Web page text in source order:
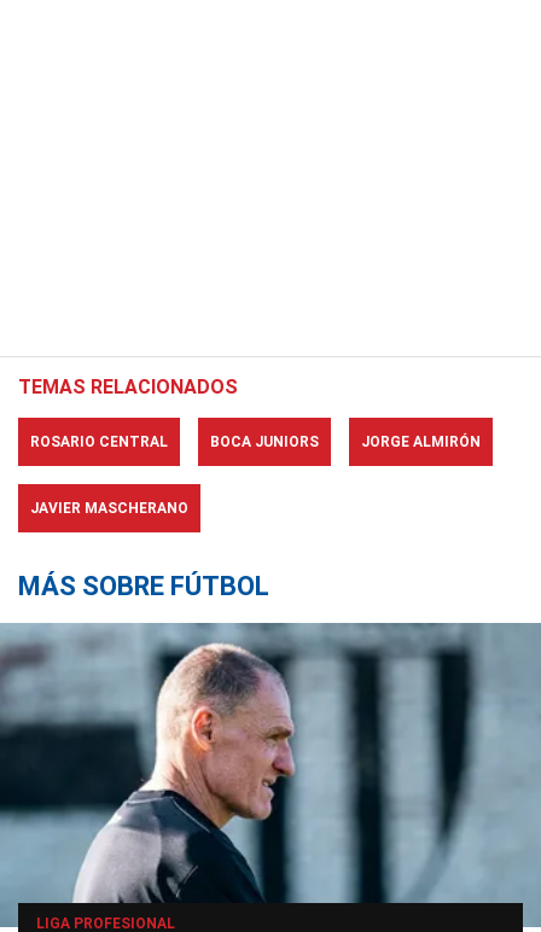
TEMAS RELACIONADOS
ROSARIO CENTRAL BOCA JUNIORS JORGE ALMIRÓN
JAVIER MASCHERANO
MÁS SOBRE FÚTBOL
LIGA PROFESIONAL